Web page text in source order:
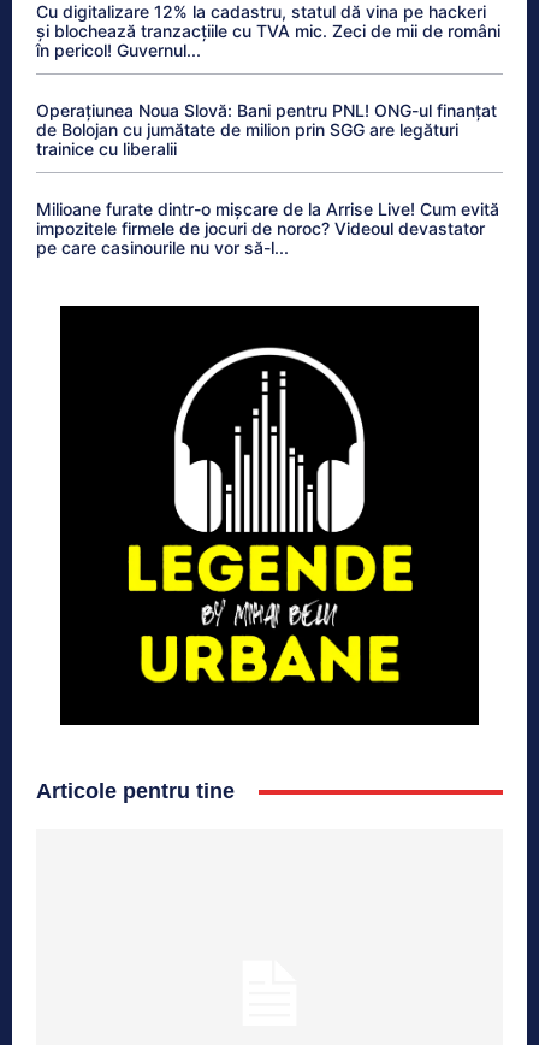
Cu digitalizare 12% la cadastru, statul dă vina pe hackeri
și blochează tranzacțiile cu TVA mic. Zeci de mii de români
în pericol! Guvernul...
Operațiunea Noua Slovă: Bani pentru PNL! ONG-ul finanțat
de Bolojan cu jumătate de milion prin SGG are legături
trainice cu liberalii
Milioane furate dintr-o mișcare de la Arrise Live! Cum evită
impozitele firmele de jocuri de noroc? Videoul devastator
pe care casinourile nu vor să-l...
Articole pentru tine